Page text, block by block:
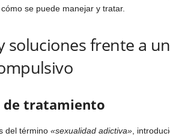
se puede manejar y tratar.
soluciones frente a
de tratamiento
del término «sexualidad adictiva»,